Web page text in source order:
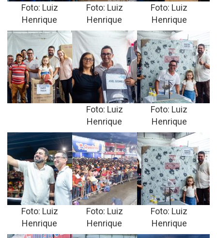
Foto: Luiz
Henrique
Foto: Luiz
Henrique
Foto: Luiz
Henrique
Foto: Luiz
Henrique
Foto: Luiz
Henrique
Foto: Luiz
Henrique
Foto: Luiz
Henrique
Foto: Luiz
Henrique